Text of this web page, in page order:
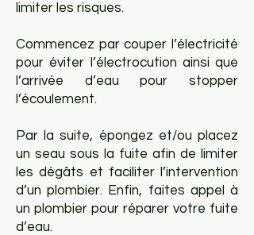
limiter les risques.
Commencez par couper l’électricité
pour éviter l’électrocution ainsi que
l’arrivée d’eau pour stopper
l’écoulement.
Par la suite, épongez et/ou placez
un seau sous la fuite afin de limiter
les dégâts et faciliter l’intervention
d’un plombier. Enfin, faites appel à
un plombier pour réparer votre fuite
d’eau.